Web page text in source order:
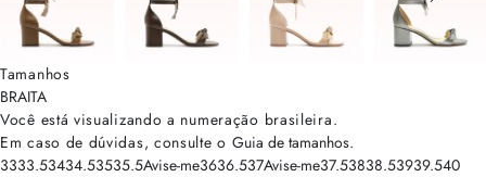
Tamanhos
BRAITA
Você está visualizando a numeração brasileira.
Em caso de dúvidas, consulte o Guia de tamanhos.
3333.53434.53535.5Avise-me3636.537Avise-me37.53838.53939.540